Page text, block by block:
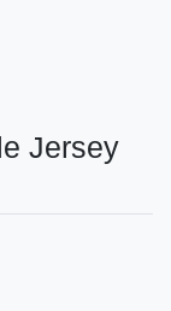
Jersey